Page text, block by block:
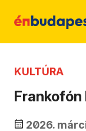
KULTÚRA
2026.